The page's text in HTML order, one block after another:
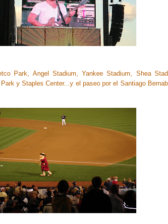
Park, Angel Stadium, Yankee Stadium, Shea
y Staples Center...y el paseo por el Santiago